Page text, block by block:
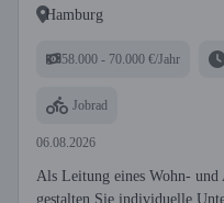
Hamburg
58.000 - 70.000 €/Jahr
Jobrad
06.08.2026
Als Leitung eines Wohn- und
gestalten Sie individuelle